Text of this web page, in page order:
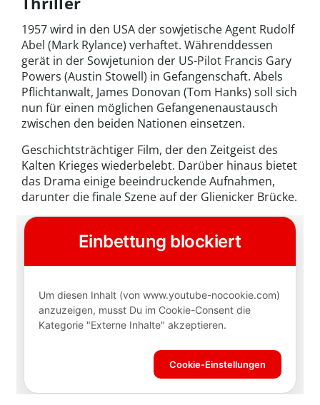
1957 wird in den USA der sowjetische Agent Rudolf
Abel (Mark Rylance) verhaftet. Währenddessen
gerät in der Sowjetunion der US-Pilot Francis Gary
Powers (Austin Stowell) in Gefangenschaft. Abels
Pflichtanwalt, James Donovan (Tom Hanks) soll sich
nun für einen möglichen Gefangenenaustausch
zwischen den beiden Nationen einsetzen.
Geschichtsträchtiger Film, der den Zeitgeist des
Kalten Krieges wiederbelebt. Darüber hinaus bietet
das Drama einige beeindruckende Aufnahmen,
darunter die finale Szene auf der Glienicker Brücke.